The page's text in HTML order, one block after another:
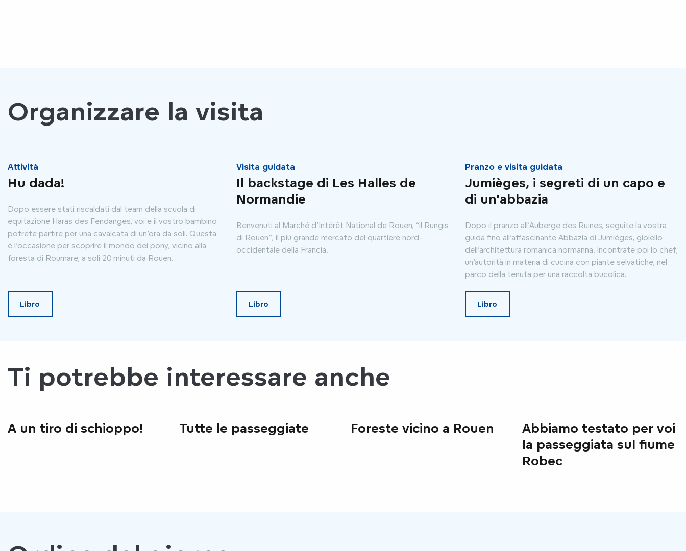
Organizzare la visita
Attività
Hu dada!
Dopo essere stati riscaldati dal team della scuola di
equitazione Haras des Fendanges, voi e il vostro bambino
potrete partire per una cavalcata di un’ora da soli. Questa
è l’occasione per scoprire il mondo dei pony, vicino alla
foresta di Roumare, a soli 20 minuti da Rouen.
Libro
Visita guidata
Il backstage di Les Halles de
Normandie
Benvenuti al Marché d’Intérêt National de Rouen, “il Rungis
di Rouen”, il più grande mercato del quartiere nord-
occidentale della Francia.
Libro
Pranzo e visita guidata
Jumièges, i segreti di un capo e
di un'abbazia
Dopo il pranzo all’Auberge des Ruines, seguite la vostra
guida fino all’affascinante Abbazia di Jumièges, gioiello
dell’architettura romanica normanna. Incontrate poi lo chef,
un’autorità in materia di cucina con piante selvatiche, nel
parco della tenuta per una raccolta bucolica.
Libro
Ti potrebbe interessare anche
A un tiro di schioppo! Tutte le passeggiate Foreste vicino a Rouen
Abbiamo testato per voi
la passeggiata sul fiume
Robec